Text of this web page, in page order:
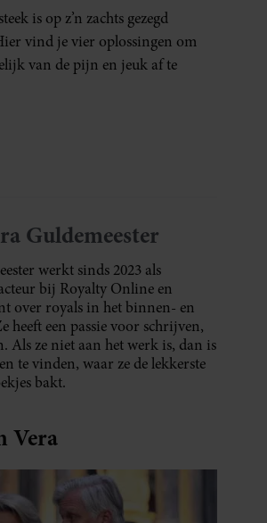
is op z’n zachts gezegd
vind je vier oplossingen om
van de pijn en jeuk af te
Guldemeester
werkt sinds 2023 als
bij Royalty Online en
over royals in het binnen- en
heeft een passie voor schrijven,
Als ze niet aan het werk is, dan is
te vinden, waar ze de lekkerste
bakt.
Vera